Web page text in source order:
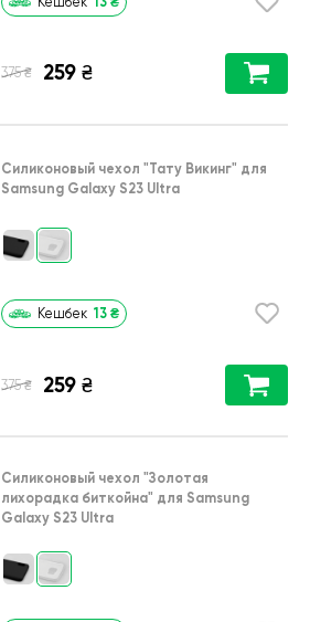
375 ₴ 259 ₴
Силиконовый чехол "Тату Викинг" для
Samsung Galaxy S23 Ultra
Кешбек 13 ₴
375 ₴ 259 ₴
Силиконовый чехол "Золотая
лихорадка биткойна" для Samsung
Galaxy S23 Ultra